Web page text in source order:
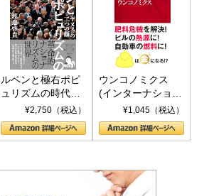
ルペンと極右ポピ
ュリズムの時代：
〈ヤヌス〉の二つ
の顔
¥2,750（税込）
ウンコノミクス
(インターナショナ
ル新書)¥1,045（税込）